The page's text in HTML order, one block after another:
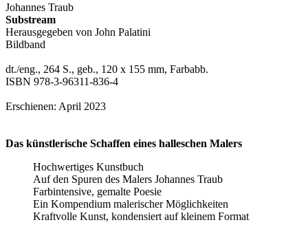
Johannes Traub
Substream
Herausgegeben von John Palatini
Bildband
dt./eng., 264 S., geb., 120 x 155 mm, Farbabb.
ISBN 978-3-96311-836-4
Erschienen: April 2023
Das künstlerische Schaffen eines halleschen Malers
Hochwertiges Kunstbuch
Auf den Spuren des Malers Johannes Traub
Farbintensive, gemalte Poesie
Ein Kompendium malerischer Möglichkeiten
Kraftvolle Kunst, kondensiert auf kleinem Format